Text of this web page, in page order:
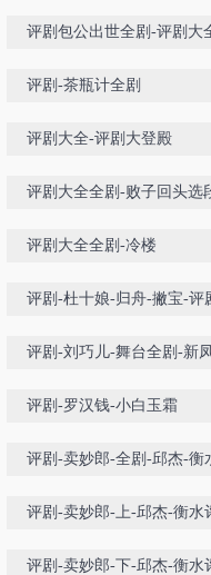
评剧包公出世全剧-评剧大
评剧-茶瓶计全剧
评剧大全-评剧大登殿
评剧大全全剧-败子回头选
评剧大全全剧-冷楼
评剧-杜十娘-归舟-撇宝-评
评剧-刘巧儿-舞台全剧-新
评剧-罗汉钱-小白玉霜
评剧-卖妙郎-全剧-邱杰-衡
评剧-卖妙郎-上-邱杰-衡水
评剧-卖妙郎-下-邱杰-衡水